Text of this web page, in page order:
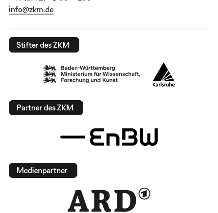
info@zkm.de
Stifter des ZKM
Partner des ZKM
Medienpartner